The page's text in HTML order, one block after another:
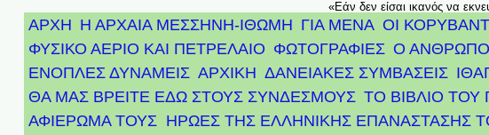
«Εάν δεν είσαι ικανός να
ΑΡΧΗ Η ΑΡΧΑΙΑ ΜΕΣΣΗΝΗ-ΙΘΩΜΗ ΓΙΑ ΜΕΝΑ ΟΙ
ΦΥΣΙΚΟ ΑΕΡΙΟ ΚΑΙ ΠΕΤΡΕΛΑΙΟ ΦΩΤΟΓΡΑΦΙΕΣ Ο
ΕΝΟΠΛΕΣ ΔΥΝΑΜΕΙΣ ΑΡΧΙΚΉ ΔΑΝΕΙΑΚΕΣ ΣΥΜΒΑΣΕΙΣ
ΘΑ ΜΑΣ ΒΡΕΙΤΕ ΕΔΩ ΣΤΟΥΣ ΣΥΝΔΕΣΜΟΥΣ ΤΟ ΒΙΒΛΙΟ
ΑΦΙΈΡΩΜΑ ΤΟΥΣ ΉΡΩΕΣ ΤΗΣ ΕΛΛΗΝΙΚΉΣ ΕΠΑΝΆΣΤΑΣΗΣ